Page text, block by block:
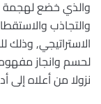
والذي خضع لهجمة
والتجاذب
الاستراتيجي,
لحسم وانجاز مفهوم
نزولا من أعلاه إلى